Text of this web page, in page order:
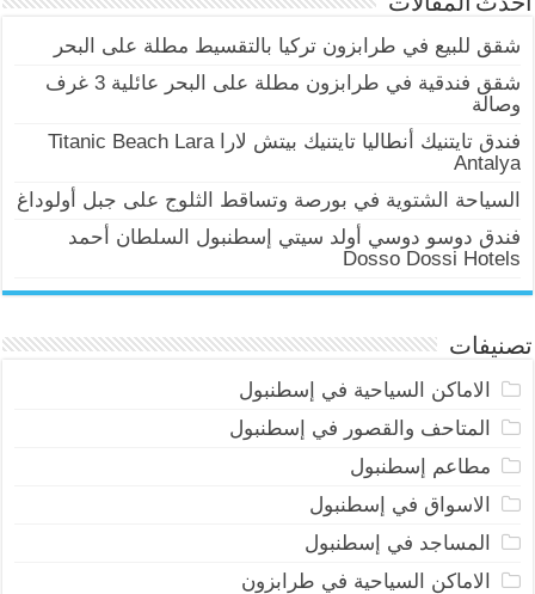
شقق للبيع في طرابزون تركيا بالتقسيط مطلة على البحر
شقق فندقية في طرابزون مطلة على البحر عائلية 3 غرف
وصالة
فندق تايتنيك أنطاليا تايتنيك بيتش لارا Titanic Beach Lara
Antalya
السياحة الشتوية في بورصة وتساقط الثلوج على جبل أولوداغ
فندق دوسو دوسي أولد سيتي إسطنبول السلطان أحمد
Dosso Dossi Hotels
تصنيفات
الاماكن السياحية في إسطنبول
المتاحف والقصور في إسطنبول
مطاعم إسطنبول
الاسواق في إسطنبول
المساجد في إسطنبول
الاماكن السياحية في طرابزون